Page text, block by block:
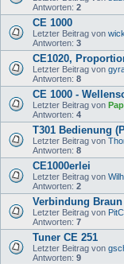
Antworten: 2
CE 1000
Letzter Beitrag von
Antworten: 3
CE1020,
Letzter Beitrag von
Antworten: 8
CE 1000 -
Letzter Beitrag von
Antworten: 4
T301 Bedienung
Letzter Beitrag von
Antworten: 8
CE1000erlei
Letzter Beitrag von
Antworten: 2
Verbindung Braun
Letzter Beitrag von
Antworten: 7
Tuner CE 251
Letzter Beitrag von
Antworten: 9